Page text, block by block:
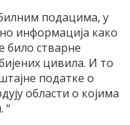
подацима, у
информација како
било стварне
цивила. И то
податке о
области о којима
“